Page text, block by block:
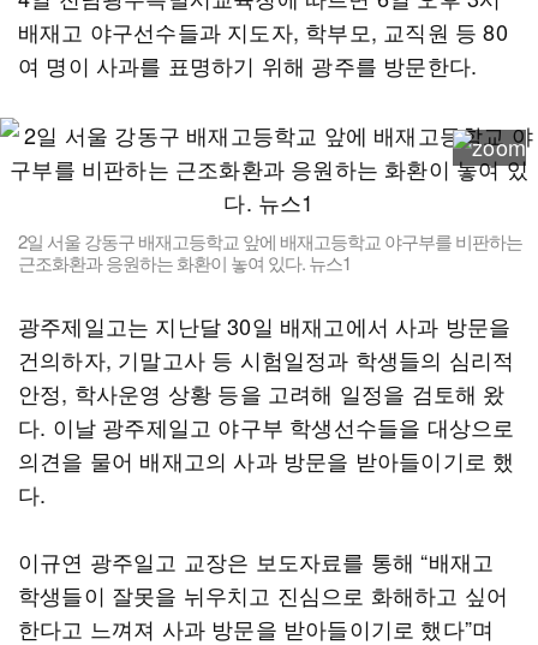
배재고 야구선수들과 지도자, 학부모, 교직원 등 80
여 명이 사과를 표명하기 위해 광주를 방문한다.
2일 서울 강동구 배재고등학교 앞에 배재고등학교 야구부를 비판하는
근조화환과 응원하는 화환이 놓여 있다. 뉴스1
광주제일고는 지난달 30일 배재고에서 사과 방문을
건의하자, 기말고사 등 시험일정과 학생들의 심리적
안정, 학사운영 상황 등을 고려해 일정을 검토해 왔
다. 이날 광주제일고 야구부 학생선수들을 대상으로
의견을 물어 배재고의 사과 방문을 받아들이기로 했
다.
이규연 광주일고 교장은 보도자료를 통해 “배재고
학생들이 잘못을 뉘우치고 진심으로 화해하고 싶어
한다고 느껴져 사과 방문을 받아들이기로 했다”며